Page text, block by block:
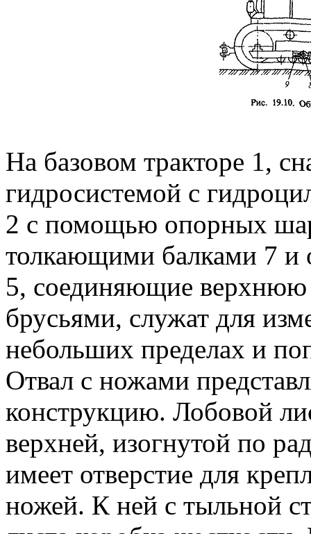
На базовом тракторе 1,
гидросистемой с
2 с помощью опорных
толкающими балками 7 и
5, соединяющие верхнюю
брусьями, служат для
небольших пределах и
Отвал с ножами
конструкцию. Лобовой
верхней, изогнутой по
имеет отверстие для
ножей. К ней с тыльной